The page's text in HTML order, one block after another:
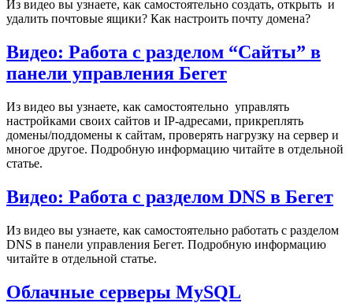
Из видео вы узнаете, как самостоятельно создать, открыть и
удалить почтовые ящики? Как настроить почту домена?
Видео: Работа с разделом “Сайты” в
панели управления Бегет
Из видео вы узнаете, как самостоятельно управлять
настройками своих сайтов и IP-адресами, прикреплять
домены/поддомены к сайтам, проверять нагрузку на сервер и
многое другое. Подробную информацию читайте в отдельной
статье.
Видео: Работа с разделом DNS в Бегет
Из видео вы узнаете, как самостоятельно работать с разделом
DNS в панели управления Бегет. Подробную информацию
читайте в отдельной статье.
Облачные серверы MySQL